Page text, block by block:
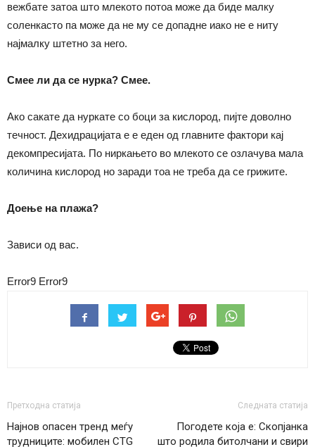
вежбате затоа што млекото потоа може да биде малку
соленкасто па може да не му се допадне иако не е ниту
најмалку штетно за него.
Смее ли да се нурка? Смее.
Ако сакате да нуркате со боци за кислород, пијте доволно
течност. Дехидрацијата е е еден од главните фактори кај
декомпресијата. По ниркањето во млекото се озлачува мала
количина кислород но заради тоа не треба да се грижите.
Доење на плажа?
Зависи од вас.
Error9 Error9
Претходна статија
Најнов опасен тренд меѓу
трудниците: мобилен CTG
Следната статија
Погодете која е: Скопјанка
што родила битолчани и свири